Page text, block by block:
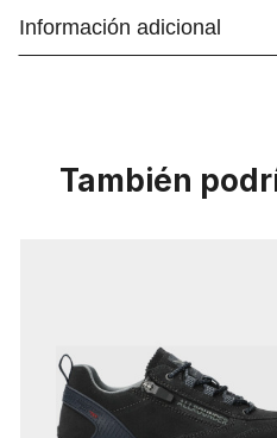
Información adicional
También